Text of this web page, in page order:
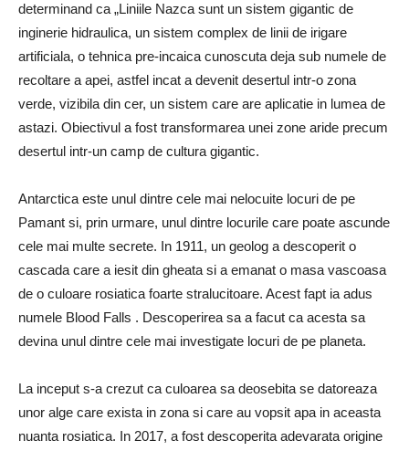
determinand ca „Liniile Nazca sunt un sistem gigantic de
inginerie hidraulica, un sistem complex de linii de irigare
artificiala, o tehnica pre-incaica cunoscuta deja sub numele de
recoltare a apei, astfel incat a devenit desertul intr-o zona
verde, vizibila din cer, un sistem care are aplicatie in lumea de
astazi. Obiectivul a fost transformarea unei zone aride precum
desertul intr-un camp de cultura gigantic.
Antarctica este unul dintre cele mai nelocuite locuri de pe
Pamant si, prin urmare, unul dintre locurile care poate ascunde
cele mai multe secrete. In 1911, un geolog a descoperit o
cascada care a iesit din gheata si a emanat o masa vascoasa
de o culoare rosiatica foarte stralucitoare. Acest fapt ia adus
numele Blood Falls . Descoperirea sa a facut ca acesta sa
devina unul dintre cele mai investigate locuri de pe planeta.
La inceput s-a crezut ca culoarea sa deosebita se datoreaza
unor alge care exista in zona si care au vopsit apa in aceasta
nuanta rosiatica. In 2017, a fost descoperita adevarata origine